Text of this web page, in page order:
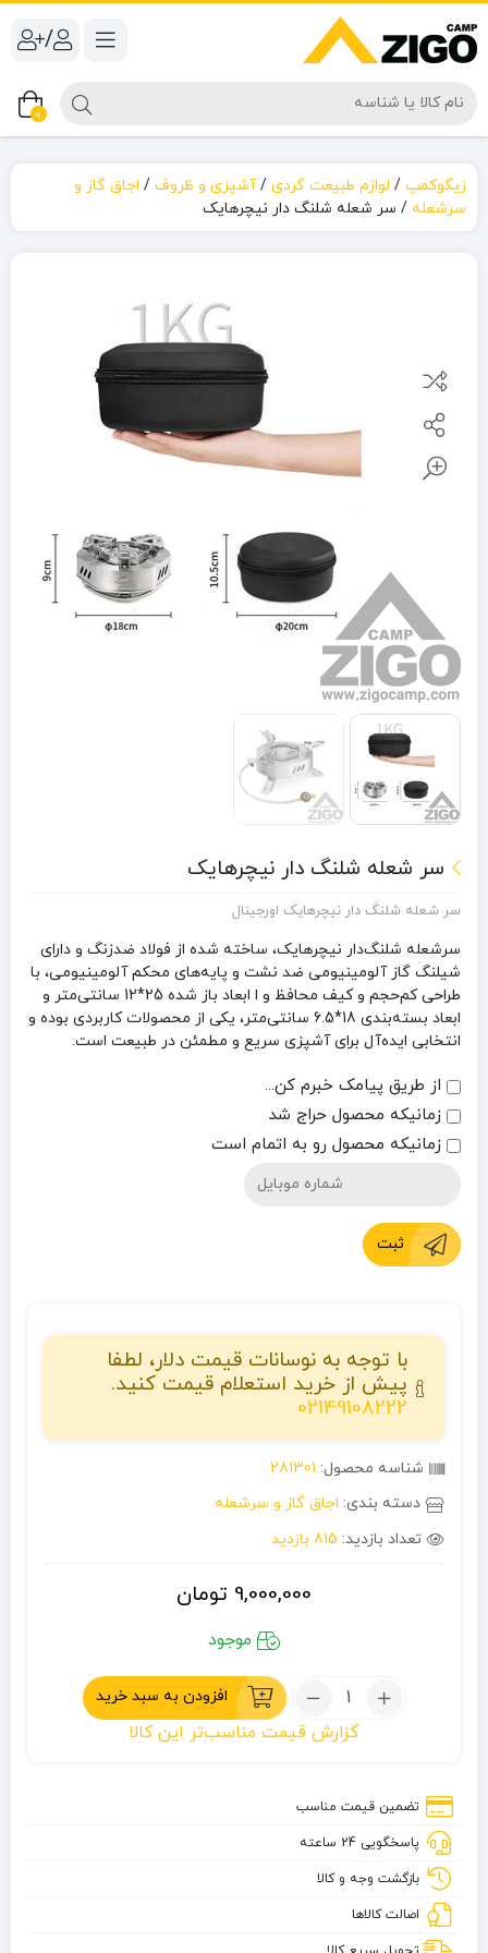
/
0
زیگوکمپ / لوازم طبیعت گردی /آشپزی و ظروف / اجاق گاز و
سرشعله / سر شعله شلنگ دار نیچرهایک
سر شعله شلنگ دار نیچرهایک
سر شعله شلنگ دار نیچرهایک اورجینال
سرشعله شلنگ‌دار نیچرهایک، ساخته شده از فولاد ضدزنگ و دارای
شیلنگ گاز آلومینیومی ضد نشت و پایه‌های محکم آلومینیومی، با
طراحی کم‌حجم و کیف محافظ و ا ابعاد باز شده 25*12 سانتی‌متر و
ابعاد بسته‌بندی 18*6.5 سانتی‌متر، یکی از محصولات کاربردی بوده و
انتخابی ایده‌آل برای آشپزی سریع و مطمئن در طبیعت است.
از طریق پیامک خبرم کن...
زمانیکه محصول حراج شد
زمانیکه محصول رو به اتمام است
ثبت
با توجه به نوسانات قیمت دلار، لطفا
پیش از خرید استعلام قیمت کنید.
02149108222
شناسه محصول: 281301
دسته بندی: اجاق گاز و سرشعله
تعداد بازدید: 815 بازدید
9,000,000 تومان
موجود
تعداد:
شعله
نیچرهایک
افزودن به سبد خرید
گزارش قیمت مناسب‌تر این کالا
تضمین قیمت مناسب
پاسخگویی 24 ساعته
بازگشت وجه و کالا
اصالت کالاها